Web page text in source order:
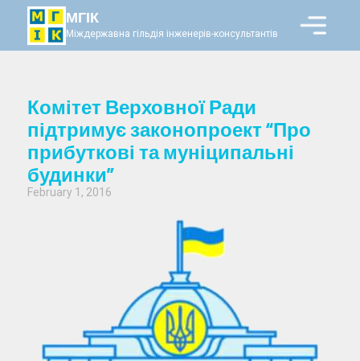
МГІК
Міждержавна гільдія інженерів-консультантів
Комітет Верховної Ради
підтримує законопроект “Про
прибуткові та муніципальні
будинки”
February 1, 2016